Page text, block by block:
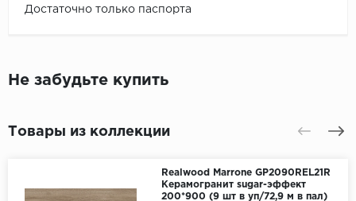
Достаточно только паспорта
Не забудьте купить
Товары из коллекции
Realwood Marrone GP2090REL21R
Керамогранит sugar-эффект
200*900 (9 шт в уп/72,9 м в пал)